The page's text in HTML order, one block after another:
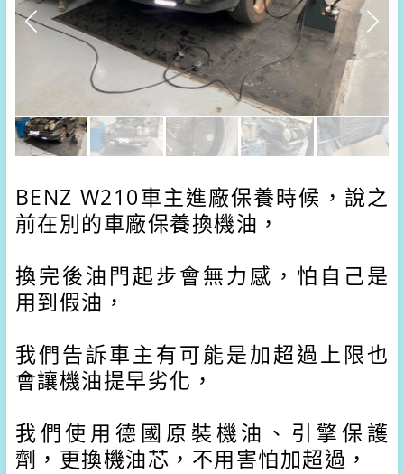
BENZ W210車主進廠保養時候，說之
前在別的車廠保養換機油，
換完後油門起步會無力感，怕自己是
用到假油，
我們告訴車主有可能是加超過上限也
會讓機油提早劣化，
我們使用德國原裝機油、引擎保護
劑，更換機油芯，不用害怕加超過，